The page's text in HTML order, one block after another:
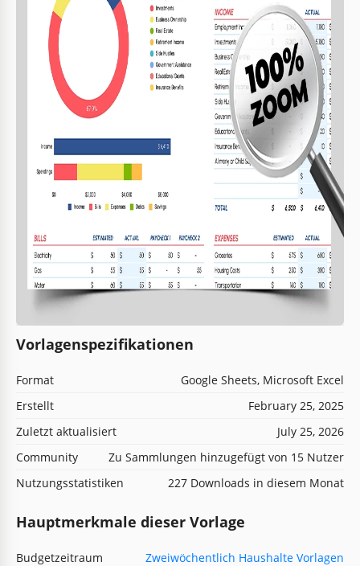
Vorlagenspezifikationen
Format
Google Sheets, Microsoft Excel
Erstellt
February 25, 2025
Zuletzt aktualisiert
July 25, 2026
Community
Zu Sammlungen hinzugefügt von 15 Nutzer
Nutzungsstatistiken
227 Downloads in diesem Monat
Hauptmerkmale dieser Vorlage
Budgetzeitraum Zweiwöchentlich Haushalte Vorlagen